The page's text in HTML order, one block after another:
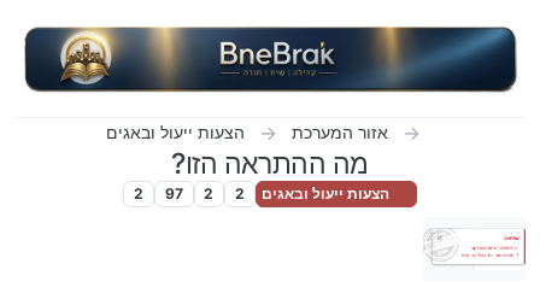
אזור המערכת הצעות ייעול ובאגים
מה ההתראה הזו?
הצעות ייעול ובאגים 2
2
97
2